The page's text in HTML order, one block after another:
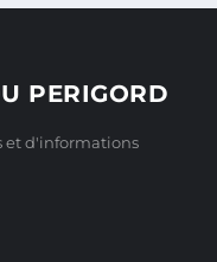
PERIGORD
et d'informations